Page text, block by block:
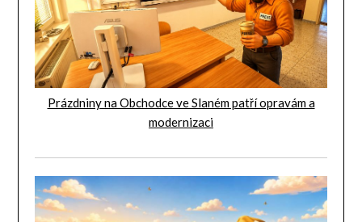
Prázdniny na Obchodce ve Slaném patří opravám a
modernizaci